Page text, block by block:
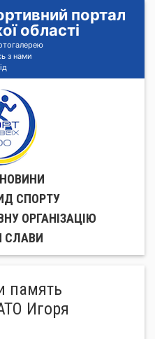
портал
області
з нами
СПОРТУ
ОРГАНIЗАЦIЮ
СЛАВИ
память
Игоря